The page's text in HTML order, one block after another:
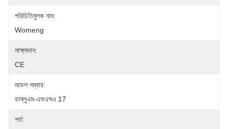
পরিচিতিমুলক নাম:
Womeng
সাক্ষ্যদান:
CE
মডেল নম্বার:
ডাব্লুএম-এফএসএ 17
শর্ত: